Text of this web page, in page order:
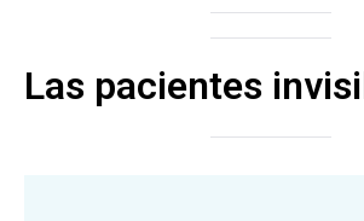
Las pacientes